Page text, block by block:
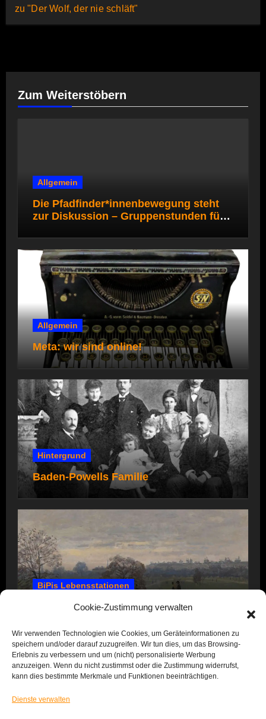
Cookie-Zustimmung verwalten
Wir verwenden Technologien wie Cookies, um Geräteinformationen zu
speichern und/oder darauf zuzugreifen. Wir tun dies, um das Browsing-
Erlebnis zu verbessern und um (nicht) personalisierte Werbung
anzuzeigen. Wenn du nicht zustimmst oder die Zustimmung widerrufst,
kann dies bestimmte Merkmale und Funktionen beeinträchtigen.
Dienste verwalten
zu "Der Wolf, der nie schläft"
Zum Weiterstöbern
Allgemein
Die Pfadfinder*innenbewegung steht
zur Diskussion – Gruppenstunden für
Allgemein
Meta: wir sind online!
Hintergrund
Baden-Powells Familie
BiPis Lebensstationen
1857 – 1866: Kindheit und Jugend
Das Leben von BiPi